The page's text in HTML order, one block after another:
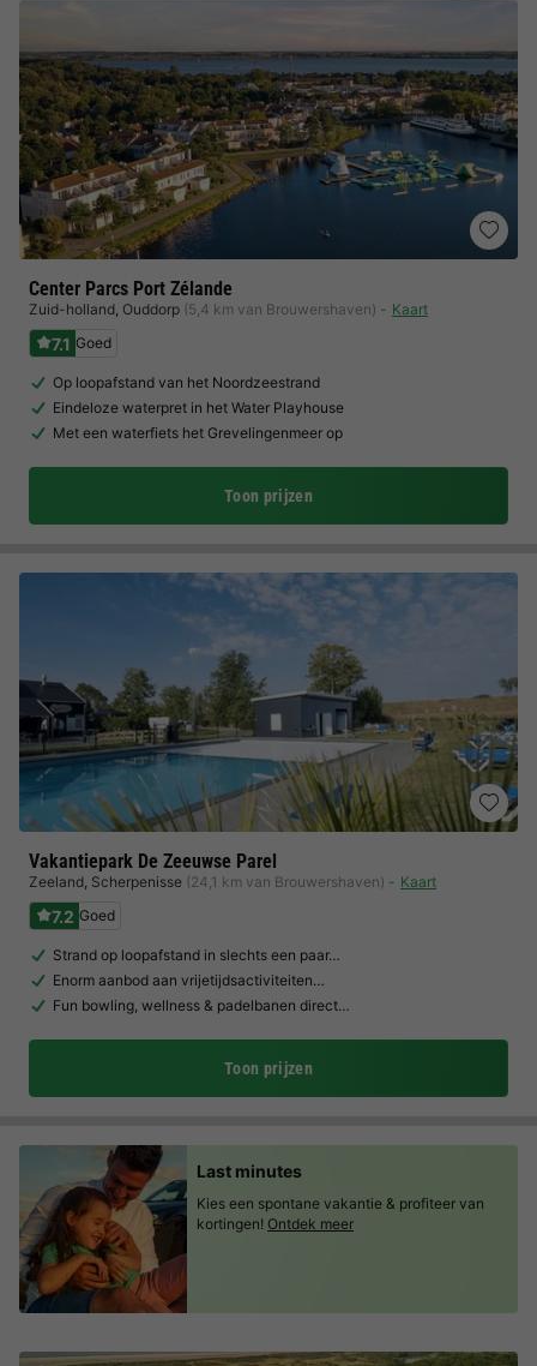
Center Parcs Port Zélande
Zuid-holland, Ouddorp (5,4 km van Brouwershaven) Kaart
7.1 Goed
Op loopafstand van het Noordzeestrand
Eindeloze waterpret in het Water Playhouse
Met een waterfiets het Grevelingenmeer op
Toon prijzen
Vakantiepark De Zeeuwse Parel
Zeeland, Scherpenisse (24,1 km van Brouwershaven) Kaart
7.2 Goed
Strand op loopafstand in slechts een paar…
Enorm aanbod aan vrijetijdsactiviteiten…
Fun bowling, wellness & padelbanen direct…
Toon prijzen
Last minutes
Kies een spontane vakantie & profiteer van
kortingen! Ontdek meer